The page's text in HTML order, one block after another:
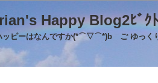
Happy
ッピーはなんですか(*⌒▽⌒*)b ご ゆっく